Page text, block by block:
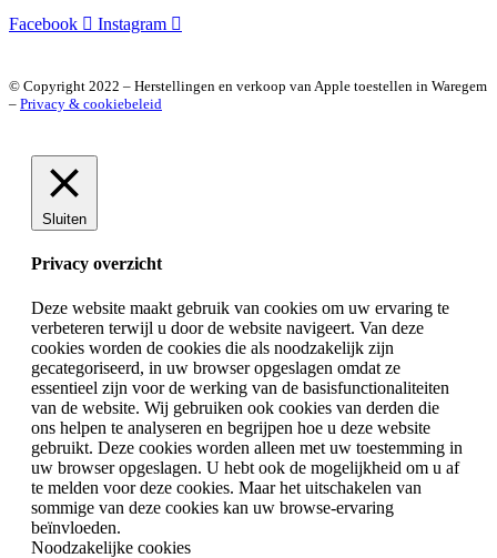
Facebook Instagram
© Copyright 2022 – Herstellingen en verkoop van Apple toestellen in Waregem
– Privacy & cookiebeleid
Sluiten
Privacy overzicht
Deze website maakt gebruik van cookies om uw ervaring te
verbeteren terwijl u door de website navigeert. Van deze
cookies worden de cookies die als noodzakelijk zijn
gecategoriseerd, in uw browser opgeslagen omdat ze
essentieel zijn voor de werking van de basisfunctionaliteiten
van de website. Wij gebruiken ook cookies van derden die
ons helpen te analyseren en begrijpen hoe u deze website
gebruikt. Deze cookies worden alleen met uw toestemming in
uw browser opgeslagen. U hebt ook de mogelijkheid om u af
te melden voor deze cookies. Maar het uitschakelen van
sommige van deze cookies kan uw browse-ervaring
beïnvloeden.
Noodzakelijke cookies